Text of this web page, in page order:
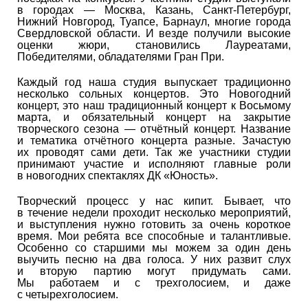
в городах — Москва, Казань, Санкт-Петербург,
Нижний Новгород, Туапсе, Барнаул, многие города
Свердловской области. И везде получили высокие
оценки жюри, становились Лауреатами,
Победителями, обладателями Гран При.
Каждый год наша студия выпускает традиционно
несколько сольных концертов. Это Новогодний
концерт, это наш традиционный концерт к Восьмому
марта, и обязательный концерт на закрытие
творческого сезона — отчётный концерт. Название
и тематика отчётного концерта разные. Зачастую
их проводят сами дети. Так же участники студии
принимают участие и исполняют главные роли
в новогодних спектаклях ДК «Юность».
Творческий процесс у нас кипит. Бывает, что
в течение недели проходит несколько мероприятий,
и выступления нужно готовить за очень короткое
время. Мои ребята все способные и талантливые.
Особенно со старшими мы можем за один день
выучить песню на два голоса. У них развит слух
и вторую партию могут придумать сами.
Мы работаем и с трехголосием, и даже
с четырехголосием.